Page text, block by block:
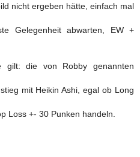
nicht ergeben hätte, einfach mal
Gelegenheit abwarten, EW +
gilt: die von Robby genannten
mit Heikin Ashi, egal ob Long
Loss +- 30 Punken handeln.